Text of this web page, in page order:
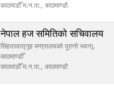
काठमाडौँ म.न.पा., काठमाण्डौ
नेपाल हज समितिको सचिवालय
सिंहदरवार(गृह मन्त्रालयको पुरानो भवन),
काठमाण्डौँ
काठमाडौँ म.न.पा., काठमाण्डौ